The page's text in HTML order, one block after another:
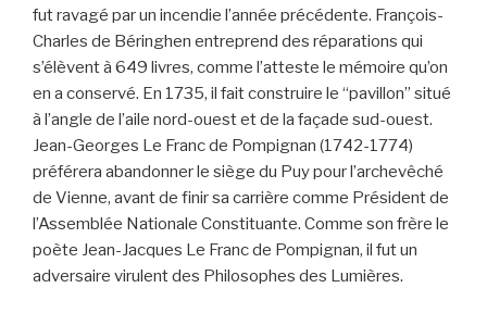
fut ravagé par un incendie l’année précédente. François-
Charles de Béringhen entreprend des réparations qui
s’élèvent à 649 livres, comme l’atteste le mémoire qu’on
en a conservé. En 1735, il fait construire le “pavillon” situé
à l’angle de l’aile nord-ouest et de la façade sud-ouest.
Jean-Georges Le Franc de Pompignan (1742-1774)
préférera abandonner le siège du Puy pour l’archevêché
de Vienne, avant de finir sa carrière comme Président de
l’Assemblée Nationale Constituante. Comme son frère le
poète Jean-Jacques Le Franc de Pompignan, il fut un
adversaire virulent des Philosophes des Lumières.